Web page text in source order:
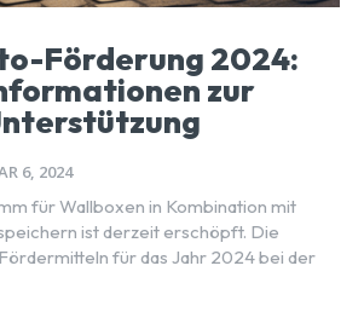
Förderung 2024:
zur
6, 2024
für Wallboxen in Kombination mit
ist derzeit erschöpft. Die
für das Jahr 2024 bei der